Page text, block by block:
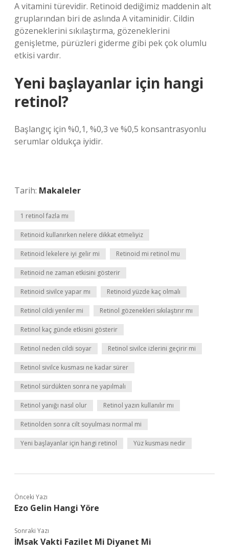
A vitamini türevidir. Retinoid dediğimiz maddenin alt
gruplarından biri de aslında A vitaminidir. Cildin
gözeneklerini sıkılaştırma, gözeneklerini
genişletme, pürüzleri giderme gibi pek çok olumlu
etkisi vardır.
Yeni başlayanlar için hangi
retinol?
Başlangıç ​​için %0,1, %0,3 ve %0,5 konsantrasyonlu
serumlar oldukça iyidir.
Tarih: Makaleler
1 retinol fazla mı
Retinoid kullanırken nelere dikkat etmeliyiz
Retinoid lekelere iyi gelir mi Retinoid mi retinol mu
Retinoid ne zaman etkisini gösterir
Retinoid sivilce yapar mı Retinoid yüzde kaç olmalı
Retinol cildi yeniler mi Retinol gözenekleri sıkılaştırır mı
Retinol kaç günde etkisini gösterir
Retinol neden cildi soyar Retinol sivilce izlerini geçirir mi
Retinol sivilce kusması ne kadar sürer
Retinol sürdükten sonra ne yapılmalı
Retinol yanığı nasıl olur Retinol yazın kullanılır mı
Retinolden sonra cilt soyulması normal mi
Yeni başlayanlar için hangi retinol Yüz kusması nedir
Önceki Yazı
Ezo Gelin Hangi Yöre
Sonraki Yazı
İMsak Vakti Fazilet Mi Diyanet Mi